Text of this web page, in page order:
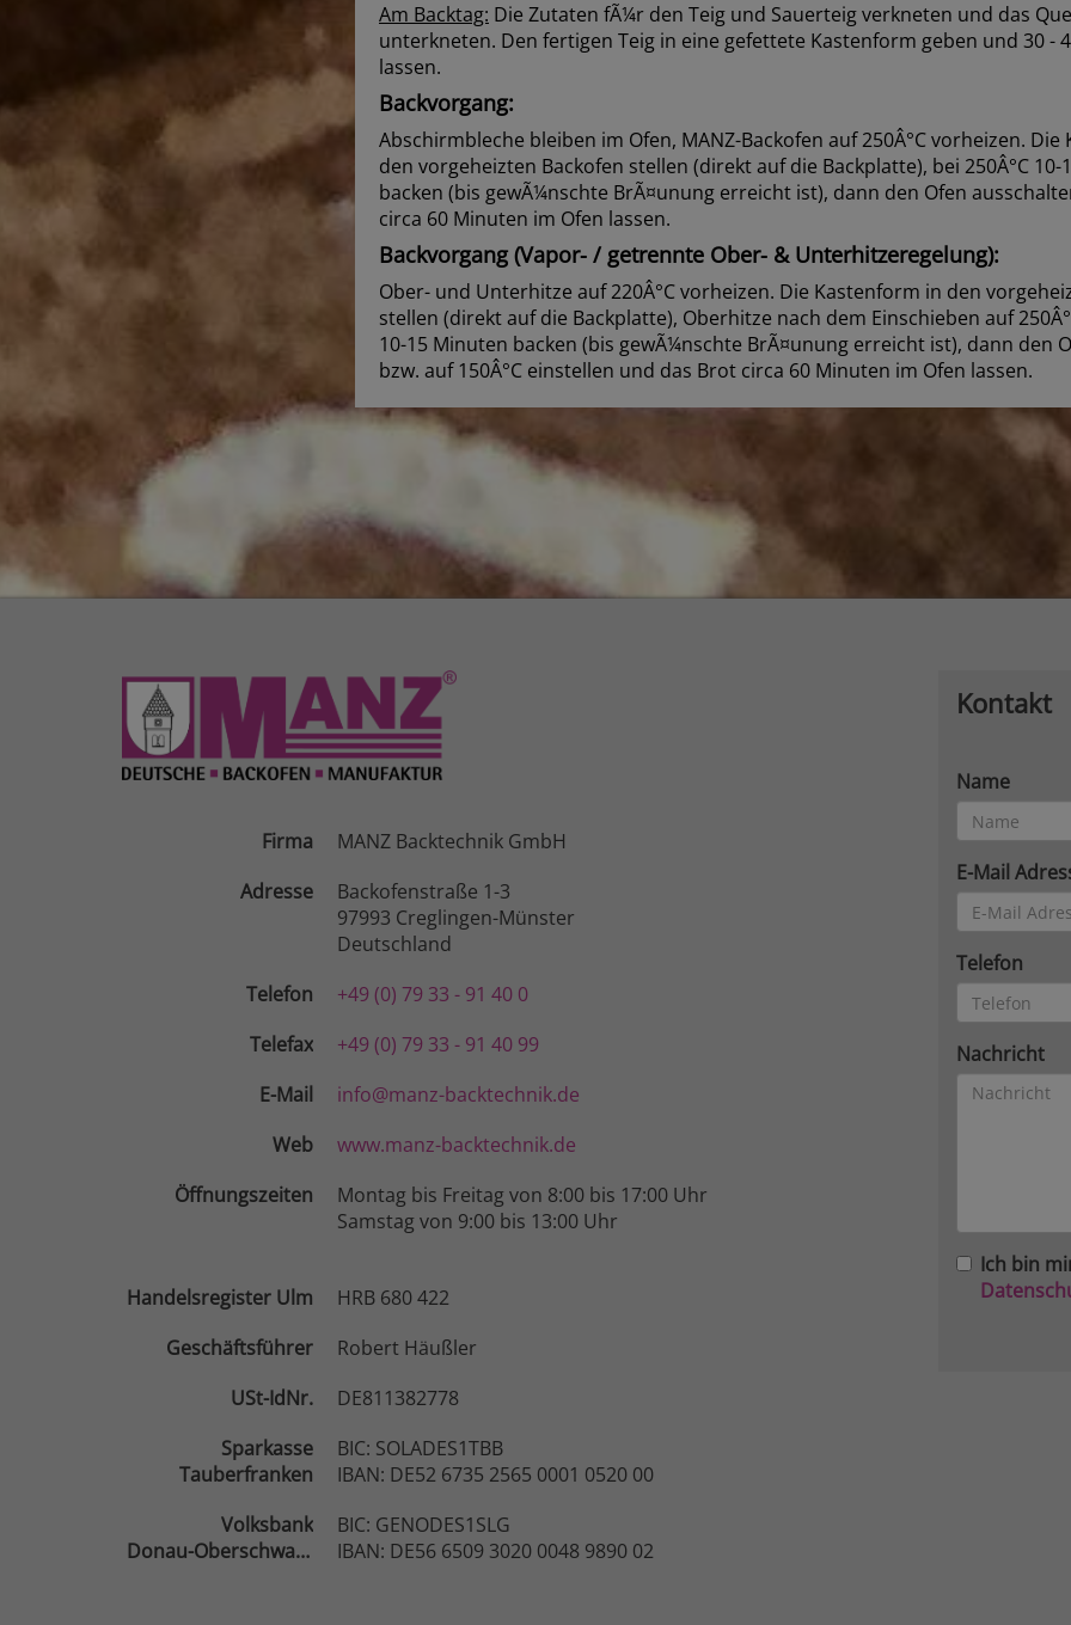
Am Backtag: Die Zutaten fÃ¼r den Teig und Sauerteig verkneten und das
unterkneten. Den fertigen Teig in eine gefettete Kastenform geben und 30 -
lassen.
Backvorgang:
Abschirmbleche bleiben im Ofen, MANZ-Backofen auf 250Â°C vorheizen.
den vorgeheizten Backofen stellen (direkt auf die Backplatte), bei 250Â°C
backen (bis gewÃ¼nschte BrÃ¤unung erreicht ist), dann den Ofen
circa 60 Minuten im Ofen lassen.
Backvorgang (Vapor- / getrennte Ober- & Unterhitzeregelung):
Ober- und Unterhitze auf 220Â°C vorheizen. Die Kastenform in den
stellen (direkt auf die Backplatte), Oberhitze nach dem Einschieben auf
10-15 Minuten backen (bis gewÃ¼nschte BrÃ¤unung erreicht ist), dann den
bzw. auf 150Â°C einstellen und das Brot circa 60 Minuten im Ofen lassen.
Firma
MANZ Backtechnik GmbH
Adresse
Backofenstraße 1-3
97993 Creglingen-Münster
Deutschland
Telefon
+49 (0) 79 33 - 91 40 0
Telefax
+49 (0) 79 33 - 91 40 99
E-Mail
info@manz-backtechnik.de
Web
www.manz-backtechnik.de
Öffnungszeiten
Montag bis Freitag von 8:00 bis 17:00 Uhr
Samstag von 9:00 bis 13:00 Uhr
Handelsregister Ulm
HRB 680 422
Geschäftsführer
Robert Häußler
USt-IdNr.
DE811382778
Sparkasse
Tauberfranken
BIC: SOLADES1TBB
IBAN: DE52 6735 2565 0001 0520 00
Volksbank
Donau-Oberschwaben
BIC: GENODES1SLG
IBAN: DE56 6509 3020 0048 9890 02
Kontakt
Name
E-Mail
Telefon
Nachricht
Ich bin